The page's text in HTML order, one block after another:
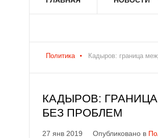
Политика Кадыров: граница
КАДЫРОВ:
БЕЗ ПРОБЛЕМ
27 янв 2019 Опубликовано в